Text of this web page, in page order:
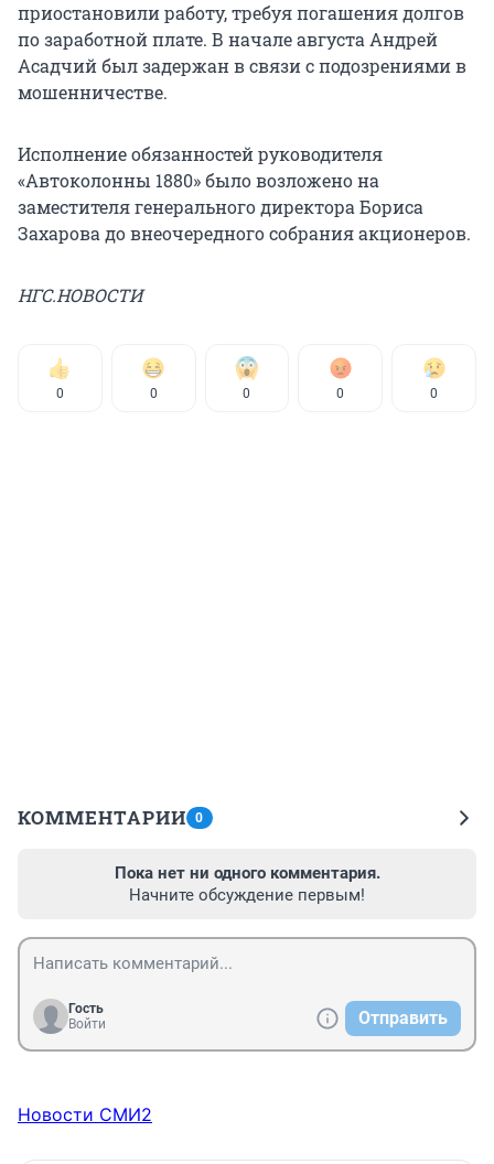
приостановили работу, требуя погашения долгов
по заработной плате. В начале августа Андрей
Асадчий был задержан в связи с подозрениями в
мошенничестве.
Исполнение обязанностей руководителя
«Автоколонны 1880» было возложено на
заместителя генерального директора Бориса
Захарова до внеочередного собрания акционеров.
НГС.НОВОСТИ
0 0 0 0 0
КОММЕНТАРИИ 0
Пока нет ни одного комментария.
Начните обсуждение первым!
Гость
Войти
Отправить
Новости СМИ2